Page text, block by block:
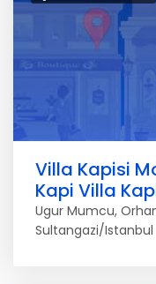
Villa Kapisi
Kapi Villa
Ugur Mumcu,
Sultangazi/Istanbul